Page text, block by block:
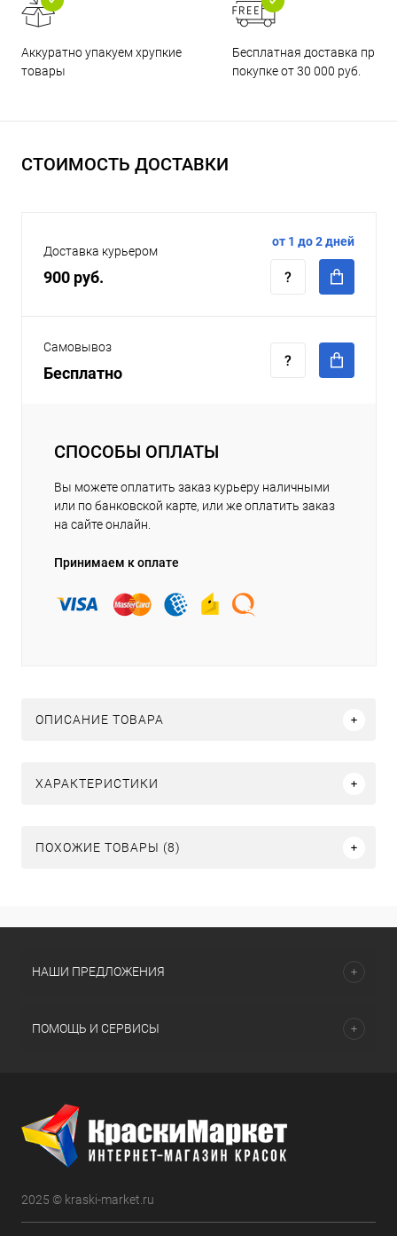
Аккуратно упакуем хрупкие
товары
Бесплатная доставка при
покупке от 30 000 руб.
СТОИМОСТЬ ДОСТАВКИ
Доставка курьером
900 руб.
от 1 до 2 дней
Самовывоз
Бесплатно
СПОСОБЫ ОПЛАТЫ
Вы можете оплатить заказ курьеру наличными
или по банковской карте, или же оплатить заказ
на сайте онлайн.
Принимаем к оплате
ОПИСАНИЕ ТОВАРА
ХАРАКТЕРИСТИКИ
ПОХОЖИЕ ТОВАРЫ (8)
НАШИ ПРЕДЛОЖЕНИЯ
ПОМОЩЬ И СЕРВИСЫ
2025 © kraski-market.ru